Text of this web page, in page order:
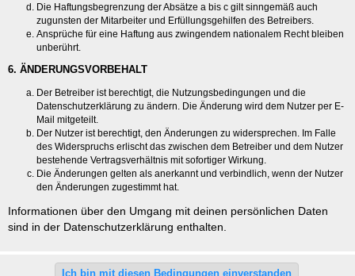
Die Haftungsbegrenzung der Absätze a bis c gilt sinngemäß auch
zugunsten der Mitarbeiter und Erfüllungsgehilfen des Betreibers.
Ansprüche für eine Haftung aus zwingendem nationalem Recht bleiben
unberührt.
6. ÄNDERUNGSVORBEHALT
Der Betreiber ist berechtigt, die Nutzungsbedingungen und die
Datenschutzerklärung zu ändern. Die Änderung wird dem Nutzer per E-
Mail mitgeteilt.
Der Nutzer ist berechtigt, den Änderungen zu widersprechen. Im Falle
des Widerspruchs erlischt das zwischen dem Betreiber und dem Nutzer
bestehende Vertragsverhältnis mit sofortiger Wirkung.
Die Änderungen gelten als anerkannt und verbindlich, wenn der Nutzer
den Änderungen zugestimmt hat.
Informationen über den Umgang mit deinen persönlichen Daten
sind in der Datenschutzerklärung enthalten.